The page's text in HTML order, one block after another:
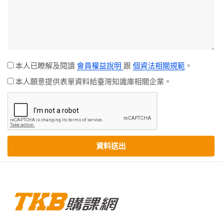
本人已瞭解及閱讀 會員權益說明 跟 個資法相關規範 。
本人願意提供表單資料給臺灣知識庫相關企業。
資料送出